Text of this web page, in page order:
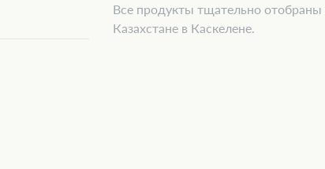
Все продукты тщательно отобраны
Казахстане в Каскелене.